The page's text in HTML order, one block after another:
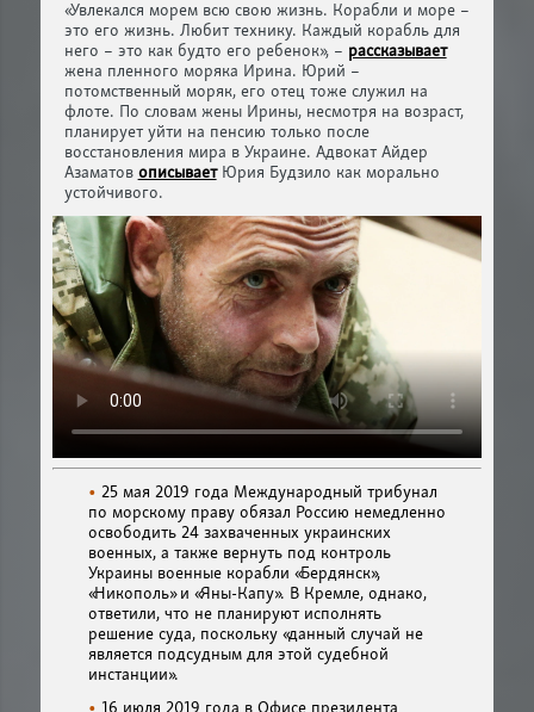
«Увлекался морем всю свою жизнь. Корабли и море –
это его жизнь. Любит технику. Каждый корабль для
него – это как будто его ребенок», – рассказывает
жена пленного моряка Ирина. Юрий –
потомственный моряк, его отец тоже служил на
флоте. По словам жены Ирины, несмотря на возраст,
планирует уйти на пенсию только после
восстановления мира в Украине. Адвокат Айдер
Азаматов описываетЮрия Будзило как морально
устойчивого.
25 мая 2019 года Международный трибунал
по морскому праву обязал Россию немедленно
освободить 24 захваченных украинских
военных, а также вернуть под контроль
Украины военные корабли «Бердянск»,
«Никополь» и «Яны-Капу». В Кремле, однако,
ответили, что не планируют исполнять
решение суда, поскольку «данный случай не
является подсудным для этой судебной
инстанции».